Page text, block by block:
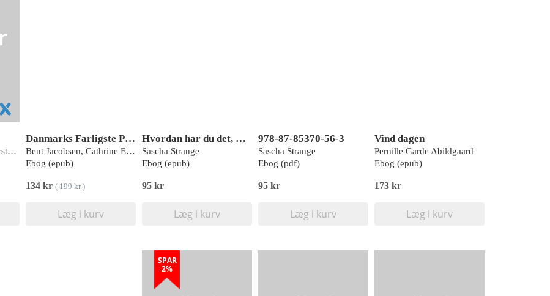
Benedict Kjærgaard;Carsten Bindslev-Jensen;Claus Otto Carl Zachariae;Henrik Lund-Andersen;Jens Flensted Lassen;Kent Kristensen;Niels Qvist;Søren Højberg;Søren Loumann Nielsen;Anette Drøhse Kjeldsen;Mads Klokker;Kim Dalhoff;Jacob Steinmetz;Christian Backer Mogensen;Dan Brun Petersen;Jakob Stensballe;Christian Laursen;Henrik Boye Jensen;Christian Maschmann;Marie-Laure Bouchy Jacobsson;Anders Hougaard;Erik Zimmermann-Nielsen;Annmarie Lassen;Niels Erik Ebbehøj;Charlotte Mortz;Casper Claudius;Torben Bjerregaard Larsen;Mats Jacob Hermansson Lindberg;Stefan Posth;Jesper Weile;Peter Thomsen;Jens-Ulrik Stæhr Jensen;Morten Hylander Møller;Halfdan Lauridsen;Hedvig Björkman;Karen Lehrmann Ægidius;Mikkel Rune Vossen Rasmussen;Ásgeir Snær Vilhjálmsson;Ljubica Vukelic Andersen;Michael Mølmer;Jesper Juul Larsen;Kristoffer K. Brockhattingen;Rikke Holmgaard;Barbara Ratajczyk;Marie Norsker Folke;Henrik Ømark;Anja Julie Huusom;Michael Dan Arvig;Jesper Wamberg;Gro Egholm;Lars Wiuff Andersen;John Sitarz;Pia Iben Pietersen;Asger Granfeldt;Jes Sloth Mathiesen;Fie Juhl Vojdeman;Emil Iversen;Joakim Cordtz;Jakob Lundager Forberg;Casper Lund-Andersen;Karen Louise Ellekjær
Danmarks Farligste Plade
Bent Jacobsen, Cathrine Errboe
Ebog (epub)
134 kr ( 199 kr)
Læg i kurv
Hvordan har du det, mormor?
Sascha Strange
Ebog (epub)
95 kr
Læg i kurv
978-87-85370-56-3
Sascha Strange
Ebog (pdf)
95 kr
Læg i kurv
Vind dagen
Pernille Garde Abildgaard
Ebog (epub)
173 kr
Læg i kurv
SPAR
2%